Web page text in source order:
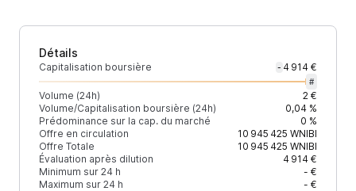
Détails
Capitalisation boursière - 4 914 €
#
Volume (24h)
2 €
Volume/Capitalisation boursière (24h)
0,04 %
Prédominance sur la cap. du marché
0 %
Offre en circulation
10 945 425 WNIBI
Offre Totale
10 945 425 WNIBI
Évaluation après dilution
4 914 €
Minimum sur 24 h
- €
Maximum sur 24 h
- €